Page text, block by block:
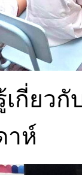
กี่ยว
าห์